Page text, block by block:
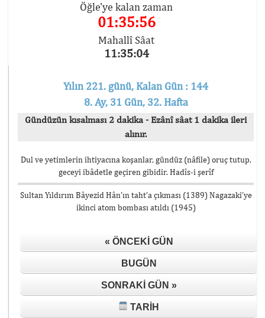
Öğle'ye kalan zaman
01:35:56
Mahallî Sâat
11:35:04
Yılın 221. günü, Kalan Gün : 144
8. Ay, 31 Gün, 32. Hafta
Gündüzün kısalması 2 dakika - Ezânî sâat 1 dakika ileri
alınır.
Dul ve yetimlerin ihtiyacına koşanlar, gündüz (nâfile) oruç tutup,
geceyi ibâdetle geçiren gibidir. Hadîs-i şerîf
Sultan Yıldırım Bâyezid Hân’ın taht’a çıkması (1389) Nagazaki’ye
ikinci atom bombası atıldı (1945)
« ÖNCEKI GÜN
BUGÜN
SONRAKI GÜN »
TARIH